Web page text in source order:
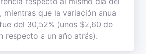
mientras que la variación anual
del 30,52% (unos $2,60 de
respecto a un año atrás).